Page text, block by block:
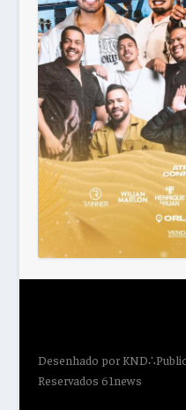
Desenhado por
Reservados 61news